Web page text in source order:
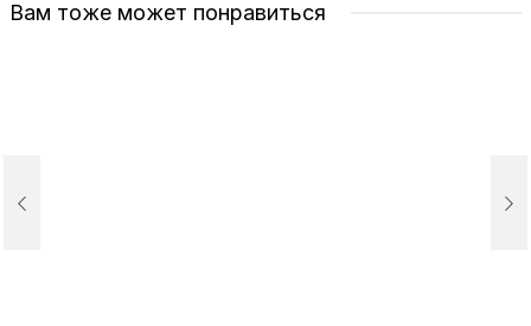
Вам тоже может понравиться